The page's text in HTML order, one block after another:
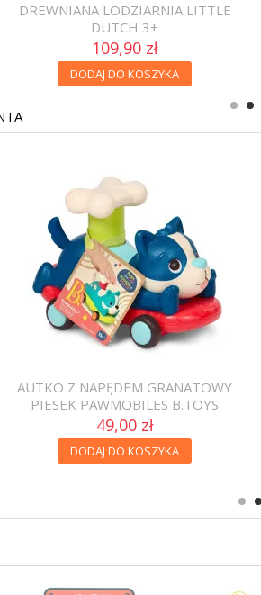
DREWNIANA LODZIARNIA LITTLE
DUTCH 3+
109,90 zł
DODAJ DO KOSZYKA
AUTKO Z NAPĘDEM GRANATOWY
PIESEK PAWMOBILES B.TOYS
49,00 zł
DODAJ DO KOSZYKA